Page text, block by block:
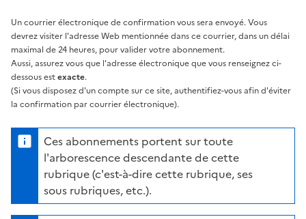
Un courrier électronique de confirmation vous sera envoyé. Vous
devrez visiter l'adresse Web mentionnée dans ce courrier, dans un délai
maximal de 24 heures, pour valider votre abonnement.
Aussi, assurez vous que l'adresse électronique que vous renseignez ci-
dessous estexacte.
(Si vous disposez d'un compte sur ce site, authentifiez-vous afin d'éviter
la confirmation par courrier électronique).
Ces abonnements portent sur toute
l'arborescence descendante de cette
rubrique (c'est-à-dire cette rubrique, ses
sous rubriques, etc.).